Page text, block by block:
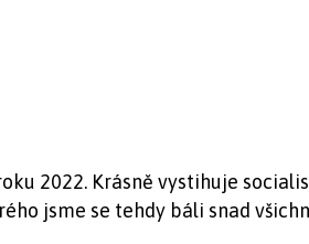
2022. Krásně vystihuje
jsme se tehdy báli snad